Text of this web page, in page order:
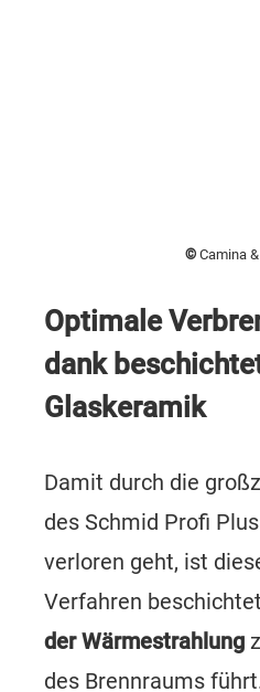
©Camina
Optimale
dank
Glaskeramik
Damit durch die
des Schmid Profi
verloren geht, ist
Verfahren
der Wärmestrahlung
des Brennraums